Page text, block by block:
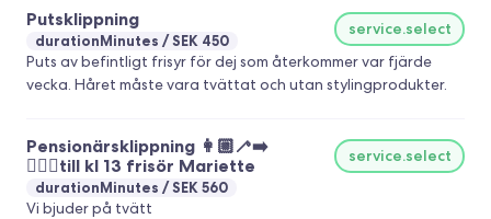
Putsklippning
durationMinutes SEK 450
service.select
Puts av befintligt frisyr för dej som återkommer var fjärde
vecka. Håret måste vara tvättat och utan stylingprodukter.
Pensionärsklippning 👩🏼‍🦯‍➡️
💇🏻‍♀️till kl 13 frisör Mariette
durationMinutes SEK 560
service.select
Vi bjuder på tvätt